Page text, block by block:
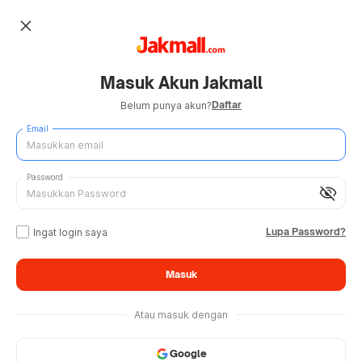
close
Masuk Akun Jakmall
Belum punya akun?Daftar
Email
visibility_off
Password
Ingat login saya Lupa Password?
Masuk
Atau masuk dengan
Google